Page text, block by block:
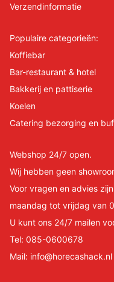
Verzendinformatie
Populaire categorieën:
Koffiebar
Bar-restaurant & hotel
Bakkerij en pattiserie
Koelen
Catering bezorging en
Webshop 24/7 open.
Wij hebben geen
Voor vragen en advies
maandag tot vrijdag van
U kunt ons 24/7 mailen
Tel: 085-0600678
Mail: info@horecashack.nl